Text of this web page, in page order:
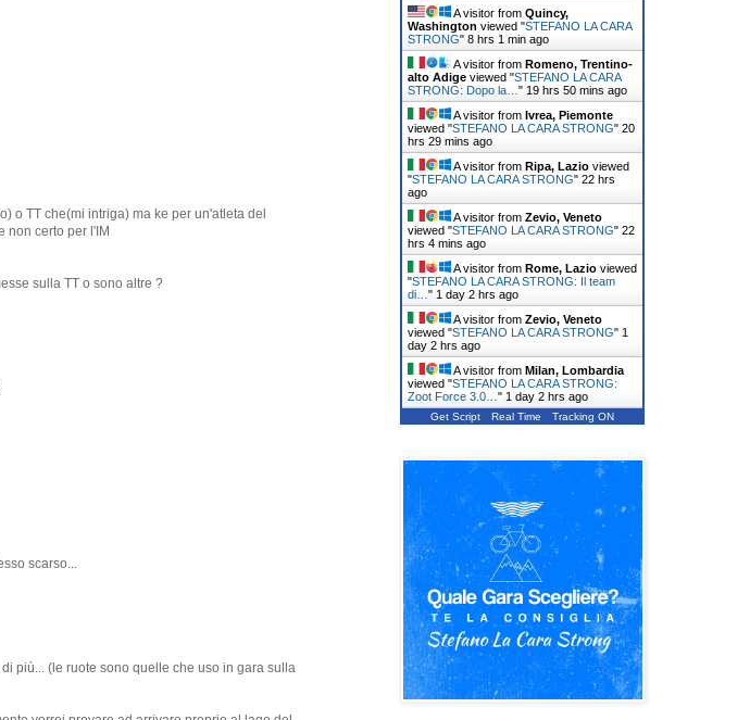
o TT che(mi intriga) ma ke per un'atleta del
non certo per l'IM
sulla TT o sono altre ?
scarso...
più... (le ruote sono quelle che uso in gara sulla
A visitor from Quincy,
Washington viewed "STEFANO LA CARA
STRONG" 8 hrs 1 min ago
A visitor from Romeno, Trentino-
alto Adige viewed "STEFANO LA CARA
STRONG: Dopo la… " 19 hrs 50 mins ago
A visitor from Ivrea, Piemonte
viewed "STEFANO LA CARA STRONG" 20
hrs 29 mins ago
A visitor from Ripa, Lazio viewed
"STEFANO LA CARA STRONG" 22 hrs
ago
A visitor from Zevio, Veneto
viewed "STEFANO LA CARA STRONG" 22
hrs 4 mins ago
A visitor from Rome, Lazio viewed
"STEFANO LA CARA STRONG: Il team
di… " 1 day 2 hrs ago
A visitor from Zevio, Veneto
viewed "STEFANO LA CARA STRONG" 1
day 2 hrs ago
A visitor from Milan, Lombardia
viewed "STEFANO LA CARA STRONG:
Zoot Force 3.0… " 1 day 2 hrs ago
Get Script Real Time Tracking ON